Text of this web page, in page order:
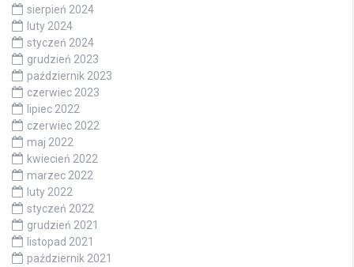
sierpień 2024
luty 2024
styczeń 2024
grudzień 2023
październik 2023
czerwiec 2023
lipiec 2022
czerwiec 2022
maj 2022
kwiecień 2022
marzec 2022
luty 2022
styczeń 2022
grudzień 2021
listopad 2021
październik 2021